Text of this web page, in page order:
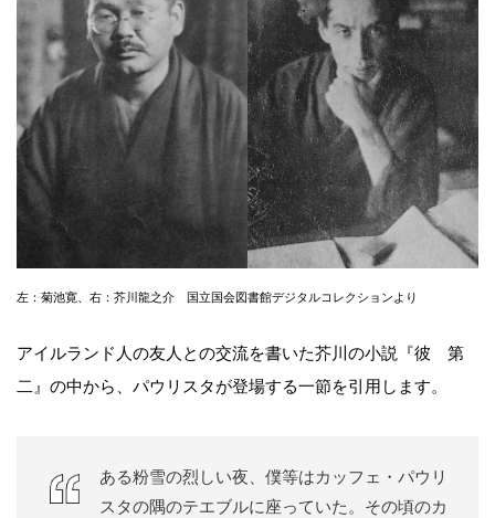
左：菊池寛、右：芥川龍之介 国立国会図書館デジタルコレクションより
アイルランド人の友人との交流を書いた芥川の小説『彼 第
二』の中から、パウリスタが登場する一節を引用します。
ある粉雪の烈しい夜、僕等はカッフェ・パウリ
スタの隅のテエブルに座っていた。その頃のカ